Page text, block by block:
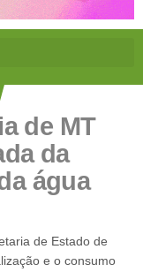
de MT
da
água
de Estado de
e o consumo